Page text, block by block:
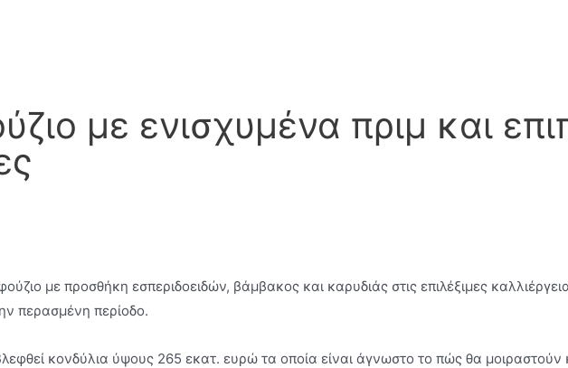
με ενισχυμένα πριμ και
µε προσθήκη εσπεριδοειδών, βάµβακος και καρυδιάς στις επιλέξιµες
περασµένη περίοδο.
κονδύλια ύψους 265 εκατ. ευρώ τα οποία είναι άγνωστο το πώς θα